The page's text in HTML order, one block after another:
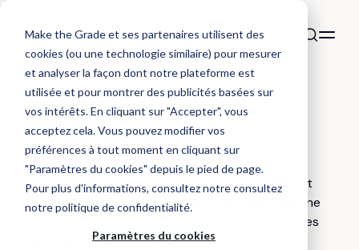
Make the Grade et ses partenaires utilisent des
cookies (ou une technologie similaire) pour mesurer
et analyser la façon dont notre plateforme est
utilisée et pour montrer des publicités basées sur
vos intérêts. En cliquant sur "Accepter", vous
acceptez cela. Vous pouvez modifier vos
préférences à tout moment en cliquant sur
"Paramètres du cookies" depuis le pied de page.
Pour plus d'informations, consultez notreconsultez
notre politique de confidentialité.
Paramètres du cookies
DÉFINITION
MQL
MQL : marketing qualified lead, contact qualifié et
identifié comme potentiellement intéressé par une
offre via son comportement observé vis-à-vis des
campagnes marketing. Pour définir ces contacts